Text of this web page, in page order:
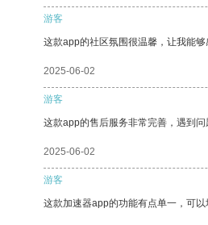
游客
这款app的社区氛围很温馨，让我能够
2025-06-02
游客
这款app的售后服务非常完善，遇到
2025-06-02
游客
这款加速器app的功能有点单一，可